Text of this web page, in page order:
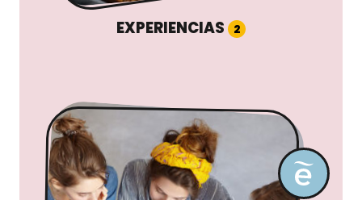
EXPERIENCIAS 2